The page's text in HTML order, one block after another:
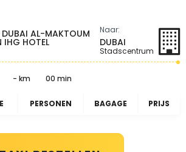
DUBAI AL-MAKTOUM
IHG HOTEL
Naar:
DUBAI
Stadscentrum
- km 00 min
PERSONEN BAGAGE PRIJS